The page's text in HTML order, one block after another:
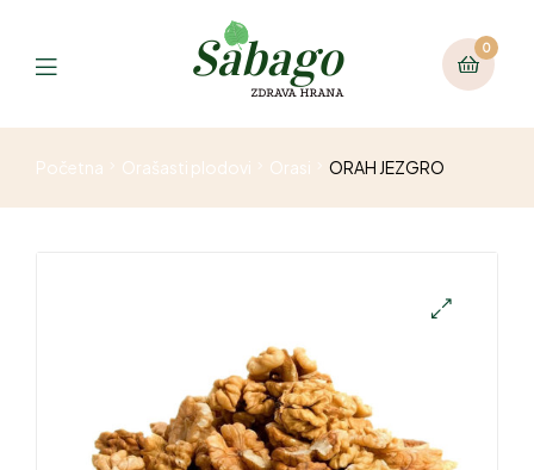
0
Početna Orašasti plodovi Orasi ORAH JEZGRO